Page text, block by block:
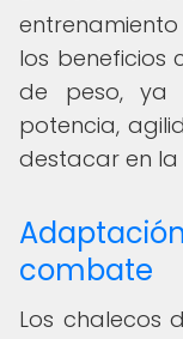
los beneficios
de peso, ya
potencia,
destacar en la
combate
Los chalecos